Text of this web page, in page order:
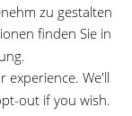
by
zu gestalten
finden Sie in
experience. We'll
out if you wish.